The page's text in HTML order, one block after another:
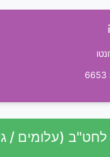
לחט"ב (עלומים /